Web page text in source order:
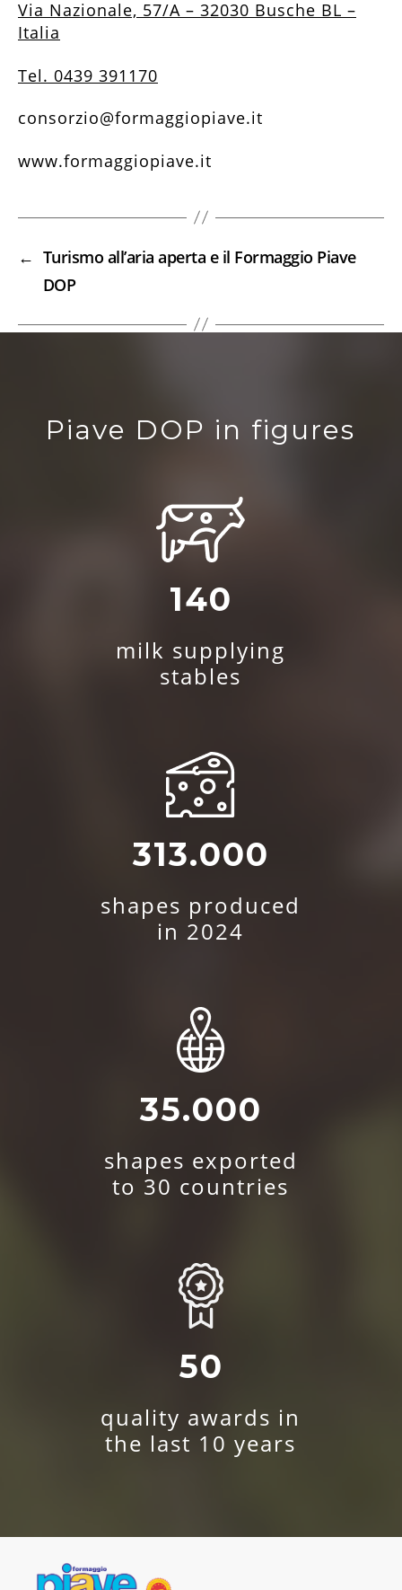
Via Nazionale, 57/A – 32030 Busche BL –
Italia
Tel. 0439 391170
consorzio@formaggiopiave.it
www.formaggiopiave.it
← Turismo all’aria aperta e il Formaggio Piave
DOP
Piave DOP in figures
140
milk supplying
stables
313.000
shapes produced
in 2024
35.000
shapes exported
to 30 countries
50
quality awards in
the last 10 years